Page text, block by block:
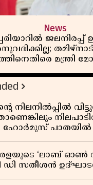
News
നിലനിൽപ്പിൽ
നിലപാടിൽ
ഹോർമുസ് പാതയിൽ
‘ലാബ് ഓൺ
ഡി സതീശൻ